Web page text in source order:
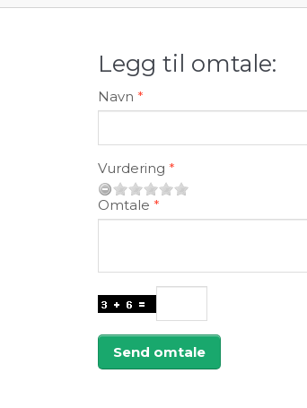
Legg til omtale:
Navn
Vurdering
Omtale
Send omtale